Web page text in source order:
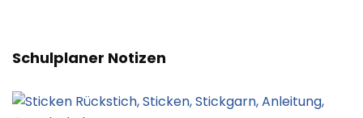
Schulplaner Notizen